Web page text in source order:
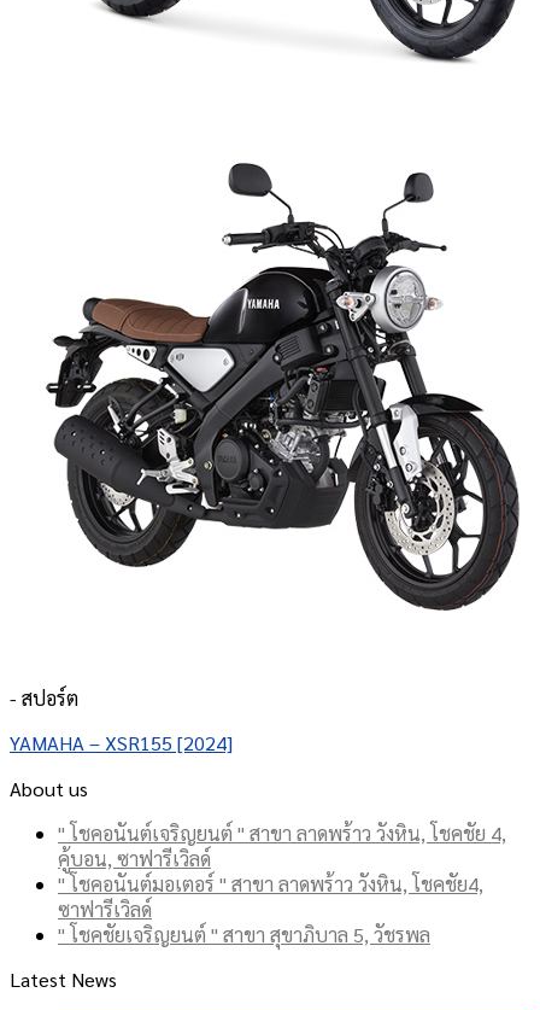
- สปอร์ต
YAMAHA – XSR155 [2024]
About us
" โชคอนันต์เจริญยนต์ " สาขา ลาดพร้าว วังหิน, โชคชัย 4,
คู้บอน, ซาฟารีเวิลด์
" โชคอนันต์มอเตอร์ " สาขา ลาดพร้าว วังหิน, โชคชัย4,
ซาฟารีเวิลด์
" โชคชัยเจริญยนต์ " สาขา สุขาภิบาล 5, วัชรพล
Latest News